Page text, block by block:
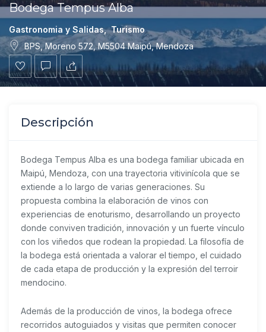
Bodega Tempus Alba
Gastronomia y Salidas, Turismo
BPS, Moreno 572, M5504 Maipú, Mendoza
Descripción
Bodega Tempus Alba es una bodega familiar ubicada en
Maipú, Mendoza, con una trayectoria vitivinícola que se
extiende a lo largo de varias generaciones. Su
propuesta combina la elaboración de vinos con
experiencias de enoturismo, desarrollando un proyecto
donde conviven tradición, innovación y un fuerte vínculo
con los viñedos que rodean la propiedad. La filosofía de
la bodega está orientada a valorar el tiempo, el cuidado
de cada etapa de producción y la expresión del terroir
mendocino.
Además de la producción de vinos, la bodega ofrece
recorridos autoguiados y visitas que permiten conocer